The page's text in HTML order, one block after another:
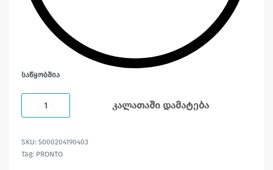
ᲡᲐᲬᲧᲝᲑᲨᲘᲐ
კალათაში დამატება
5000204190403
Tag: PRONTO